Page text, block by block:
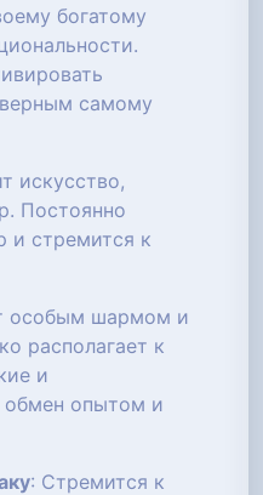
богатому
самому
искусство,
Постоянно
и стремится к
особым шармом и
располагает к
и
обмен опытом и
: Стремится к